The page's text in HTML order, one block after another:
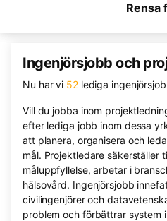
Rensa
Ingenjörsjobb och
Nu har vi 52lediga
Vill du jobba inom
efter lediga jobb inom dessa
att planera, organisera och
mål. Projektledare säkerställer
måluppfyllelse, arbetar i
hälsovård. Ingenjörsjobb
civilingenjörer och
problem och förbättrar system